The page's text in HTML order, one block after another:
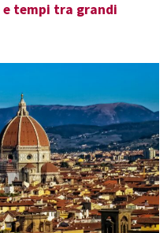
tempi tra grandi